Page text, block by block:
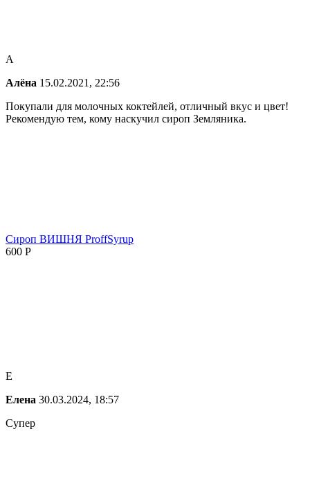
А
Алёна 15.02.2021, 22:56
Покупали для молочных коктейлей, отличный вкус и цвет!
Рекомендую тем, кому наскучил сироп Земляника.
Сироп ВИШНЯ ProffSyrup
600 Р
Е
Елена 30.03.2024, 18:57
Супер